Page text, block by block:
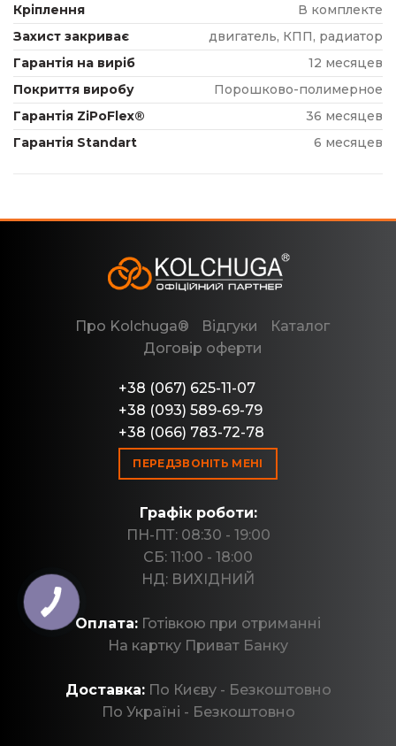
Кріплення
В комплекте
Захист закриває
двигатель, КПП, радиатор
Гарантія на виріб
12 месяцев
Покриття виробу
Порошково-полимерное
Гарантія ZiPoFlex®
36 месяцев
Гарантія Standart
6 месяцев
Про Kolchuga® Відгуки
Каталог
Договір оферти
+38 (067) 625-11-07
+38 (093) 589-69-79
+38 (066) 783-72-78
ПЕРЕДЗВОНІТЬ МЕНІ
Графік роботи:
ПН-ПТ: 08:30 - 19:00
СБ: 11:00 - 18:00
НД: ВИХІДНИЙ
Оплата: Готівкою при отриманні
На картку Приват Банку
Доставка:По Києву - Безкоштовно
По Україні - Безкоштовно